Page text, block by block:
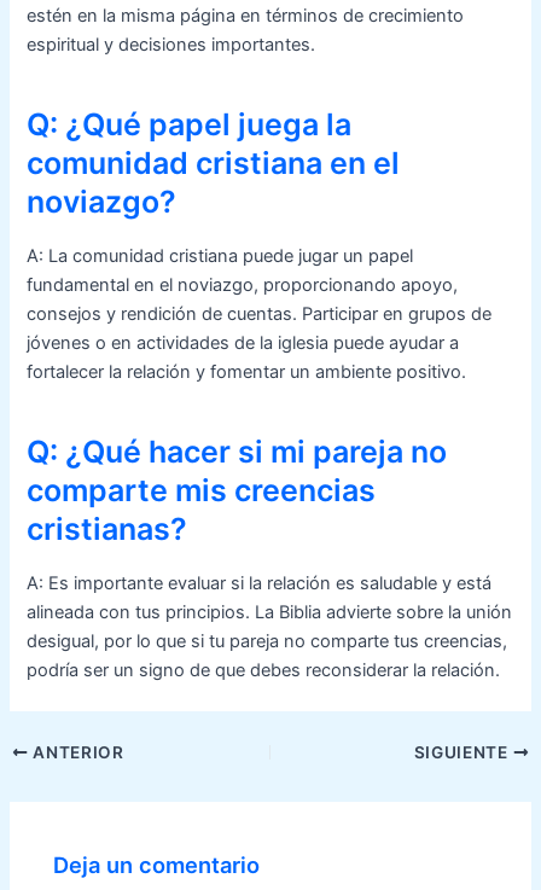
estén en la misma página en términos de crecimiento
espiritual y decisiones importantes.
Q: ¿Qué papel juega la
comunidad cristiana en el
noviazgo?
A: La comunidad cristiana puede jugar un papel
fundamental en el noviazgo, proporcionando apoyo,
consejos y rendición de cuentas. Participar en grupos de
jóvenes o en actividades de la iglesia puede ayudar a
fortalecer la relación y fomentar un ambiente positivo.
Q: ¿Qué hacer si mi pareja no
comparte mis creencias
cristianas?
A: Es importante evaluar si la relación es saludable y está
alineada con tus principios. La Biblia advierte sobre la unión
desigual, por lo que si tu pareja no comparte tus creencias,
podría ser un signo de que debes reconsiderar la relación.
Navegación
entradas
ANTERIOR SIGUIENTE
Deja un comentario